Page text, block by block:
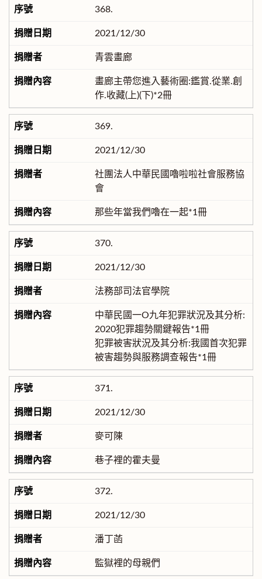
368.
2021/12/30
青雲畫廊
畫廊主帶您進入藝術圈:鑑賞.從業.創
作.收藏(上)(下)*2冊
369.
2021/12/30
社團法人中華民國嚕啦啦社會服務協
會
那些年當我們嚕在一起*1冊
370.
2021/12/30
法務部司法官學院
中華民國一O九年犯罪狀況及其分析:
2020犯罪趨勢關鍵報告*1冊
犯罪被害狀況及其分析:我國首次犯罪
被害趨勢與服務調查報告*1冊
371.
2021/12/30
麥可陳
巷子裡的霍夫曼
372.
2021/12/30
潘丁菡
監獄裡的母親們